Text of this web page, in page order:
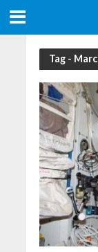
Tag -